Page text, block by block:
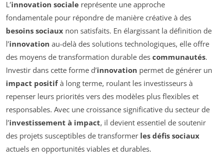
L’innovation sociale représente une approche
fondamentale pour répondre de manière créative à des
besoins sociaux non satisfaits. En élargissant la définition de
l’innovation au-delà des solutions technologiques, elle offre
des moyens de transformation durable des communautés.
Investir dans cette forme d’innovation permet de générer un
impact positifà long terme, roulant les investisseurs à
repenser leurs priorités vers des modèles plus flexibles et
responsables. Avec une croissance significative du secteur de
l’investissement à impact, il devient essentiel de soutenir
des projets susceptibles de transformer les défis sociaux
actuels en opportunités viables et durables.